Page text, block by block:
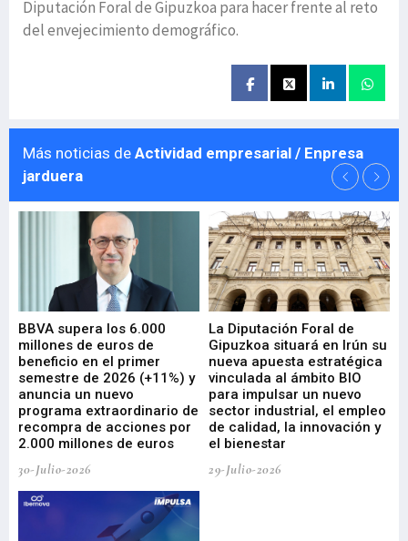
Diputación Foral de Gipuzkoa para hacer frente al reto
del envejecimiento demográfico.
Más noticias de Actividad empresarial / Enpresa
jarduera
BBVA supera los 6.000
millones de euros de
beneficio en el primer
semestre de 2026 (+11%) y
anuncia un nuevo
programa extraordinario de
recompra de acciones por
2.000 millones de euros
30-Julio-2026
La Diputación Foral de
Gipuzkoa situará en Irún su
nueva apuesta estratégica
vinculada al ámbito BIO
para impulsar un nuevo
sector industrial, el empleo
de calidad, la innovación y
el bienestar
29-Julio-2026